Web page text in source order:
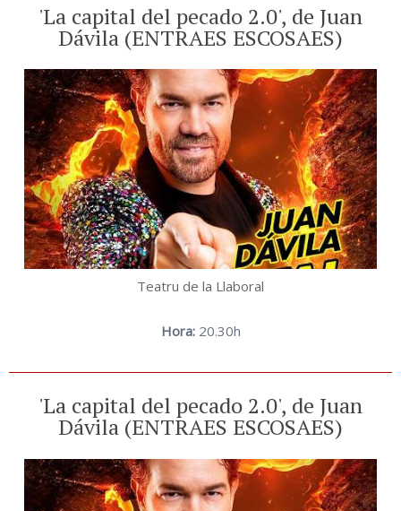
'La capital del pecado 2.0', de Juan
Dávila (ENTRAES ESCOSAES)
Teatru de la Llaboral
Hora:20.30h
'La capital del pecado 2.0', de Juan
Dávila (ENTRAES ESCOSAES)